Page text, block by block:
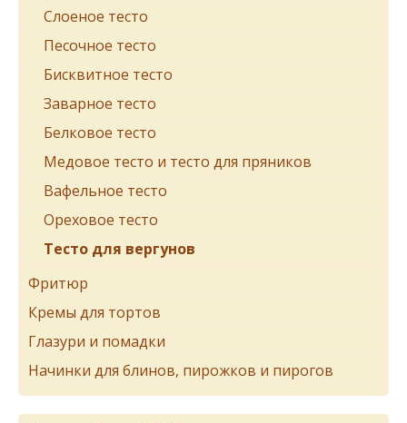
Cлоеное тесто
Песочное тесто
Бисквитное тесто
Заварное тесто
Белковое тесто
Медовое тесто и тесто для пряников
Вафельное тесто
Ореховое тесто
Тесто для вергунов
Фритюр
Кремы для тортов
Глазури и помадки
Начинки для блинов, пирожков и пирогов